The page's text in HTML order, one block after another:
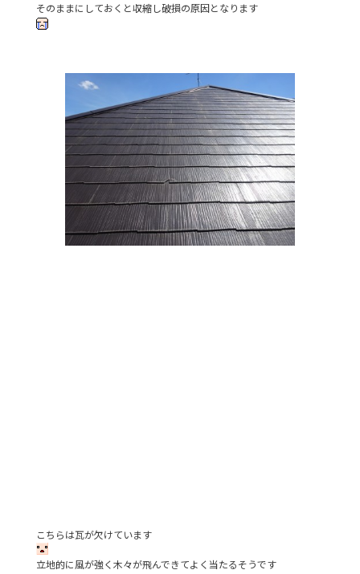
そのままにしておくと収縮し破損の原因となります
こちらは瓦が欠けています
立地的に風が強く木々が飛んできてよく当たるそうです